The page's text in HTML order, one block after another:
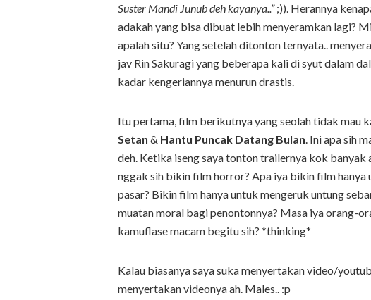
Suster Mandi Junub deh kayanya..”;)). Herannya
adakah yang bisa dibuat lebih menyeramkan lagi?
apalah situ? Yang setelah ditonton ternyata..
jav Rin Sakuragi yang beberapa kali di syut dalam
kadar kengeriannya menurun drastis.
Itu pertama, film berikutnya yang seolah tidak mau
Setan & Hantu Puncak Datang Bulan. Ini apa sih
deh. Ketika iseng saya tonton trailernya kok
nggak sih bikin film horror? Apa iya bikin film hanya
pasar? Bikin film hanya untuk mengeruk untung
muatan moral bagi penontonnya? Masa iya orang-
kamuflase macam begitu sih? *thinking*
Kalau biasanya saya suka menyertakan video/
menyertakan videonya ah. Males.. :p